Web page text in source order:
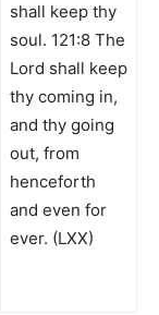
shall keep thy
soul. 121:8 The
Lord shall keep
thy coming in,
and thy going
out, from
henceforth
and even for
ever. (LXX)